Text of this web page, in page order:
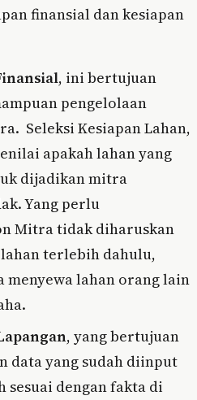
finansial dan kesiapan
, ini bertujuan
pengelolaan
Seleksi Kesiapan Lahan,
apakah lahan yang
dijadikan mitra
Yang perlu
Mitra tidak diharuskan
terlebih dahulu,
menyewa lahan orang lain
, yang bertujuan
data yang sudah diinput
sesuai dengan fakta di